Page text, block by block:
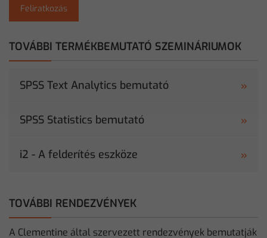
TOVÁBBI TERMÉKBEMUTATÓ SZEMINÁRIUMOK
SPSS Text Analytics bemutató
SPSS Statistics bemutató
i2 - A felderítés eszköze
TOVÁBBI RENDEZVÉNYEK
A Clementine által szervezett rendezvények bemutatják
Feliratkozás